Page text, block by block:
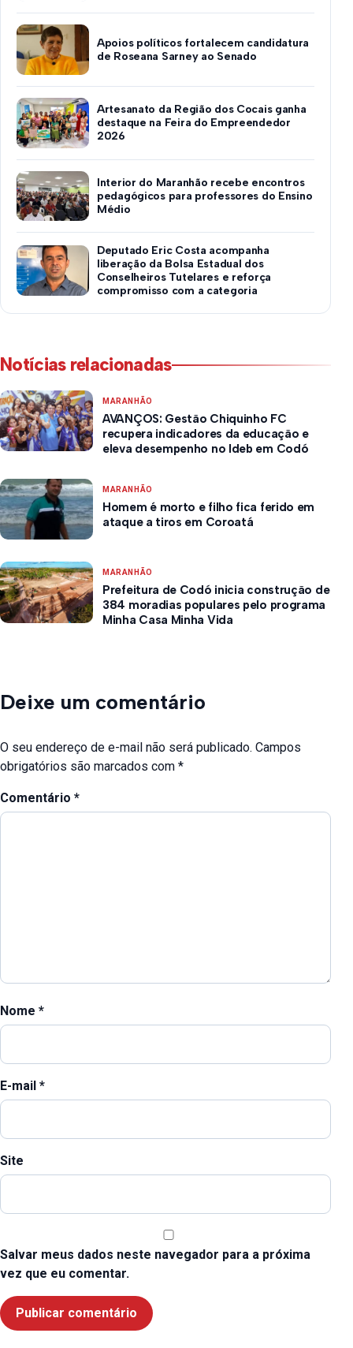
Apoios políticos fortalecem candidatura
de Roseana Sarney ao Senado
Artesanato da Região dos Cocais ganha
destaque na Feira do Empreendedor
2026
Interior do Maranhão recebe encontros
pedagógicos para professores do Ensino
Médio
Deputado Eric Costa acompanha
liberação da Bolsa Estadual dos
Conselheiros Tutelares e reforça
compromisso com a categoria
Notícias relacionadas
MARANHÃO
AVANÇOS: Gestão Chiquinho FC
recupera indicadores da educação e
eleva desempenho no Ideb em Codó
MARANHÃO
Homem é morto e filho fica ferido em
ataque a tiros em Coroatá
MARANHÃO
Prefeitura de Codó inicia construção de
384 moradias populares pelo programa
Minha Casa Minha Vida
Deixe um comentário
O seu endereço de e-mail não será publicado. Campos
obrigatórios são marcados com *
Comentário *
Nome *
E-mail *
Site
Salvar meus dados neste navegador para a próxima
vez que eu comentar.